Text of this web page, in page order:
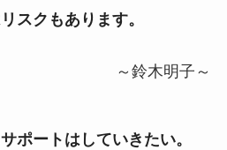
スクもあります。
～鈴木明子～
ポートはしていきたい。